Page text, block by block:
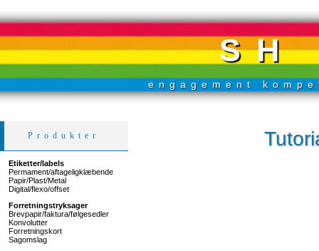
engagement
Produkter
Etiketter/labels
Permament/aftageligklæbende
Papir/Plast/Metal
Digital/flexo/offset
Forretningstryksager
Brevpapir/faktura/følgesedler
Konvolutter
Forretningskort
Sagomslag